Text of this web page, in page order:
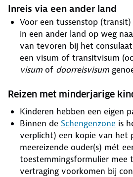
Inreis via een ander land
Voor een tussenstop
in een ander land op weg
van tevoren bij het
een visum of transitvisum
visum of doorreisvisum
Reizen met minderjarige
Kinderen hebben een eigen
Binnen de Schengenzone is
verplicht) een kopie van het
meereizende ouder(s) mét
toestemmingsformulier mee
vertraging voorkomen bij